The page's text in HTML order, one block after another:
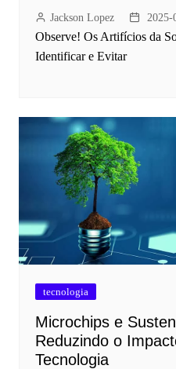
Jackson Lopez 2025-
Observe! Os Artifícios da
Identificar e Evitar
tecnologia
Microchips e
Reduzindo o
Tecnologia